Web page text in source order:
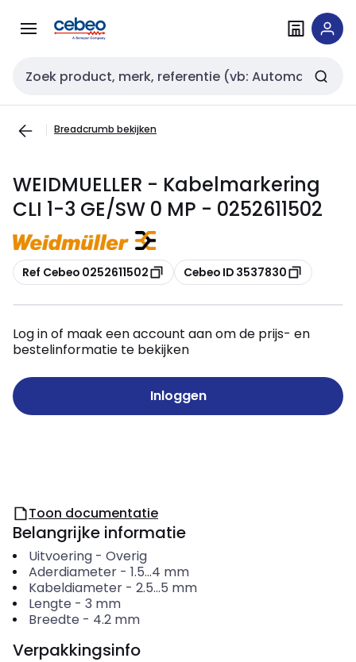
naar
naar
Zoekveld invoer
Breadcrumb bekijken
WEIDMUELLER - Kabelmarkering
CLI 1-3 GE/SW 0 MP - 0252611502
Kopiëren
Ref Cebeo 0252611502 Kopiëren
Cebeo ID 3537830
Log in of maak een account aan om de prijs- en
bestelinformatie te bekijken
Inloggen
Toon documentatie
Belangrijke informatie
Uitvoering- Overig
Aderdiameter- 1.5...4 mm
Kabeldiameter- 2.5...5 mm
Lengte - 3 mm
Breedte - 4.2 mm
Verpakkingsinfo